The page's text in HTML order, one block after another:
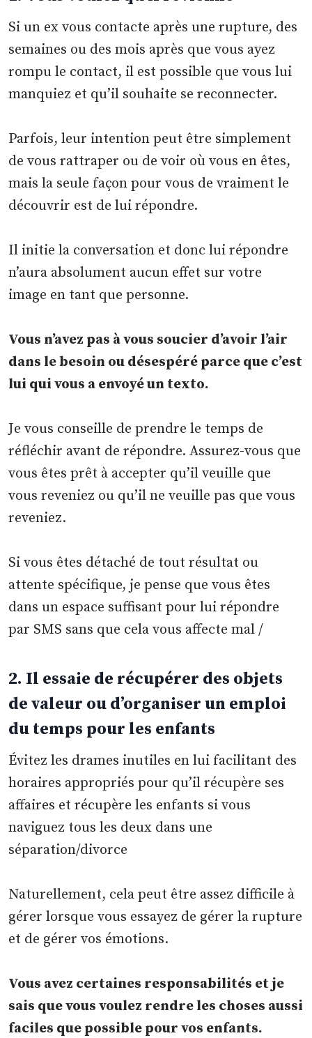
Si un ex vous contacte après une rupture, des
semaines ou des mois après que vous ayez
rompu le contact, il est possible que vous lui
manquiez et qu’il souhaite se reconnecter.
Parfois, leur intention peut être simplement
de vous rattraper ou de voir où vous en êtes,
mais la seule façon pour vous de vraiment le
découvrir est de lui répondre.
Il initie la conversation et donc lui répondre
n’aura absolument aucun effet sur votre
image en tant que personne.
Vous n’avez pas à vous soucier d’avoir l’air
dans le besoin ou désespéré parce que c’est
lui qui vous a envoyé un texto.
Je vous conseille de prendre le temps de
réfléchir avant de répondre. Assurez-vous que
vous êtes prêt à accepter qu’il veuille que
vous reveniez ou qu’il ne veuille pas que vous
reveniez.
Si vous êtes détaché de tout résultat ou
attente spécifique, je pense que vous êtes
dans un espace suffisant pour lui répondre
par SMS sans que cela vous affecte mal /
2. Il essaie de récupérer des objets
de valeur ou d’organiser un emploi
du temps pour les enfants
Évitez les drames inutiles en lui facilitant des
horaires appropriés pour qu’il récupère ses
affaires et récupère les enfants si vous
naviguez tous les deux dans une
séparation/divorce
Naturellement, cela peut être assez difficile à
gérer lorsque vous essayez de gérer la rupture
et de gérer vos émotions.
Vous avez certaines responsabilités et je
sais que vous voulez rendre les choses aussi
faciles que possible pour vos enfants.